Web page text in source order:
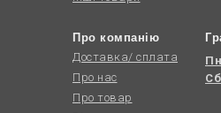
Доставка/ сплата
Про нас
Про товар
Про компанію